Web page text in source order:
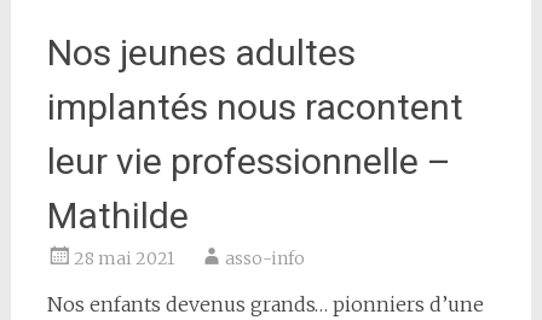
Nos jeunes adultes
implantés nous racontent
leur vie professionnelle –
Mathilde
28 mai 2021 asso-info
Nos enfants devenus grands… pionniers d’une